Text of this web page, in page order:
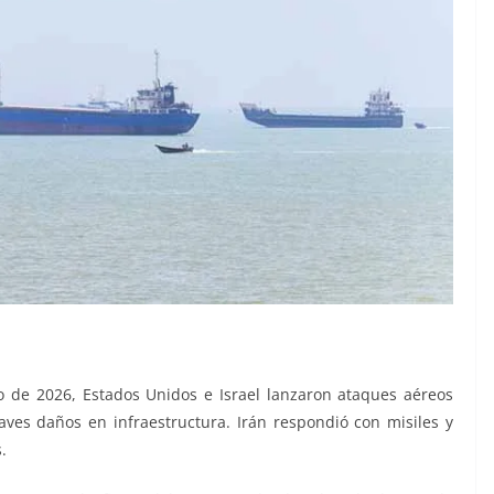
2026, Estados Unidos e Israel lanzaron ataques aéreos
daños en infraestructura. Irán respondió con misiles y